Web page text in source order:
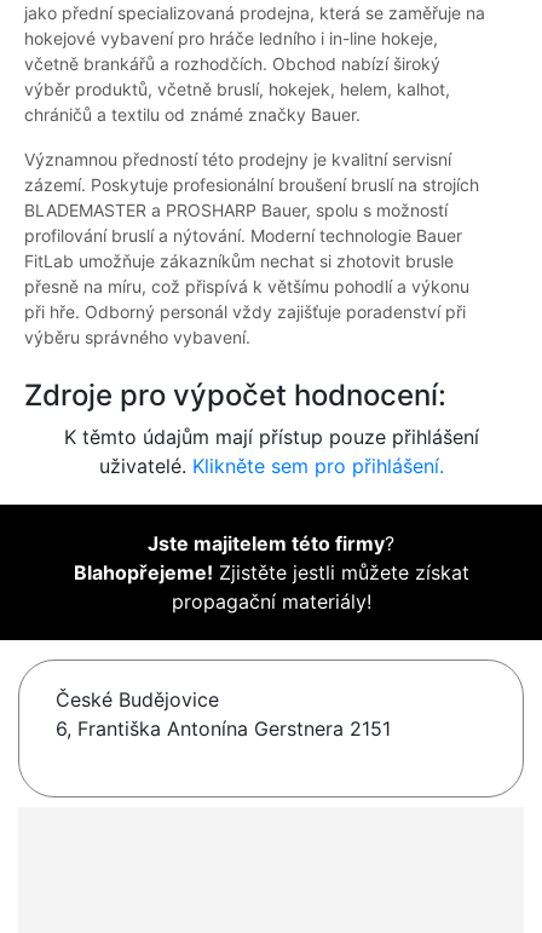
jako přední specializovaná prodejna, která se zaměřuje na
hokejové vybavení pro hráče ledního i in-line hokeje,
včetně brankářů a rozhodčích. Obchod nabízí široký
výběr produktů, včetně bruslí, hokejek, helem, kalhot,
chráničů a textilu od známé značky Bauer.
Významnou předností této prodejny je kvalitní servisní
zázemí. Poskytuje profesionální broušení bruslí na strojích
BLADEMASTER a PROSHARP Bauer, spolu s možností
profilování bruslí a nýtování. Moderní technologie Bauer
FitLab umožňuje zákazníkům nechat si zhotovit brusle
přesně na míru, což přispívá k většímu pohodlí a výkonu
při hře. Odborný personál vždy zajišťuje poradenství při
výběru správného vybavení.
Zdroje pro výpočet hodnocení:
K těmto údajům mají přístup pouze přihlášení
uživatelé. Klikněte sem pro přihlášení.
Jste majitelem této firmy?
Blahopřejeme! Zjistěte jestli můžete získat
propagační materiály!
České Budějovice
6, Františka Antonína Gerstnera 2151